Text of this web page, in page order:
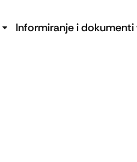
Informiranje i dokumenti